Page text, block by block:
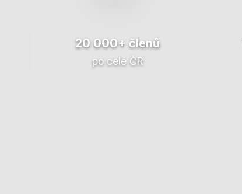
20 000+ členů
po celé ČR